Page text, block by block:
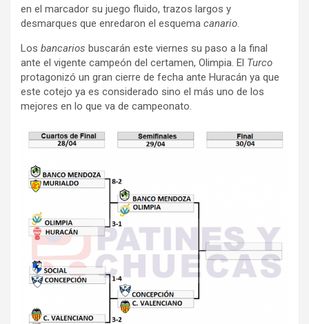
en el marcador su juego fluido, trazos largos y
desmarques que enredaron el esquema canario
Los bancarios buscarán este viernes su paso a la final
ante el vigente campeón del certamen, Olimpia. El Turco
protagonizó un gran cierre de fecha ante Huracán ya que
este cotejo ya es considerado sino el más uno de los
mejores en lo que va de campeonato.